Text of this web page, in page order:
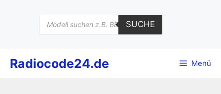
Products
search
SUCHE
Radiocode24.de Menü